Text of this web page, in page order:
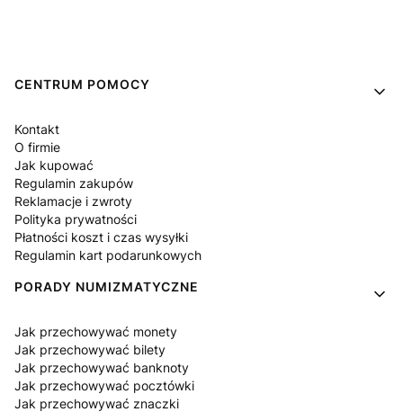
Linki w stopce
CENTRUM POMOCY
Kontakt
O firmie
Jak kupować
Regulamin zakupów
Reklamacje i zwroty
Polityka prywatności
Płatności koszt i czas wysyłki
Regulamin kart podarunkowych
PORADY NUMIZMATYCZNE
Jak przechowywać monety
Jak przechowywać bilety
Jak przechowywać banknoty
Jak przechowywać pocztówki
Jak przechowywać znaczki